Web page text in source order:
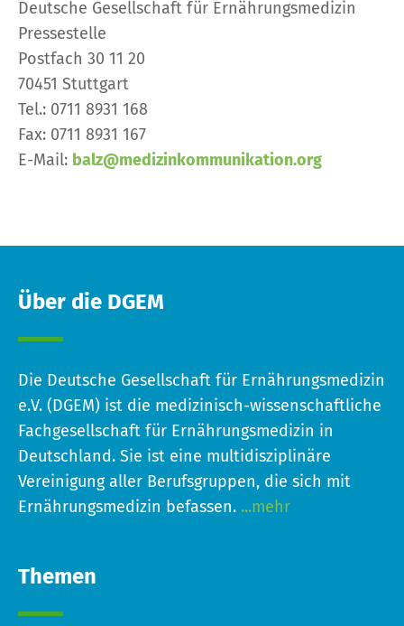
Deutsche Gesellschaft für Ernährungsmedizin
Pressestelle
Postfach 30 11 20
70451 Stuttgart
Tel.: 0711 8931 168
Fax: 0711 8931 167
E-Mail: balz@medizinkommunikation.org
Über die DGEM
Die Deutsche Gesellschaft für Ernährungsmedizin
e.V. (DGEM) ist die medizinisch-wissenschaftliche
Fachgesellschaft für Ernährungsmedizin in
Deutschland. Sie ist eine multidisziplinäre
Vereinigung aller Berufsgruppen, die sich mit
Ernährungsmedizin befassen. ...mehr
Themen